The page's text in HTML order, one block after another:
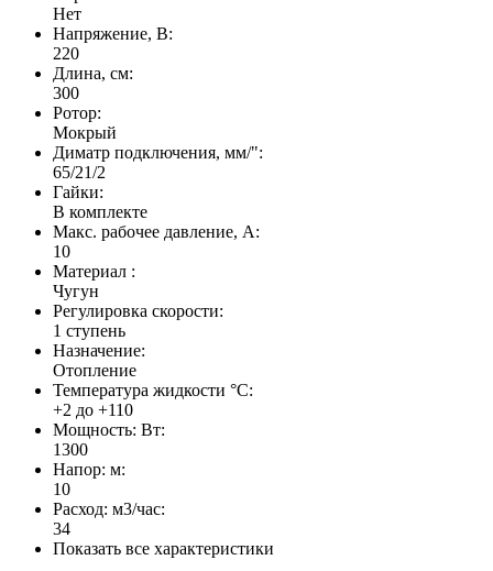
Нет
Напряжение, В:
220
Длина, см:
300
Ротор:
Мокрый
Диматр подключения, мм/":
65/21/2
Гайки:
В комплекте
Макс. рабочее давление, А:
10
Материал :
Чугун
Регулировка скорости:
1 ступень
Назначение:
Отопление
Температура жидкости °С:
+2 до +110
Мощность: Вт:
1300
Напор: м:
10
Расход: м3/час:
34
Показать все характеристики